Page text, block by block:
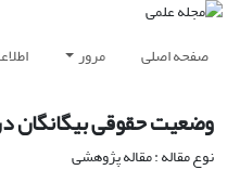
صفحه اصلی مرور
وضعیت حقوقی بیگانگان
نوع مقاله : مقاله پژوهشی